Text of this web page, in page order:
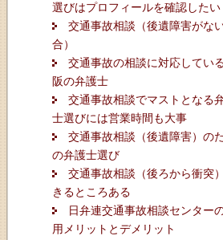
選びはプロフィールを確認したい
交通事故相談（後遺障害がな
合）
交通事故の相談に対応してい
阪の弁護士
交通事故相談でマストとなる
士選びには営業時間も大事
交通事故相談（後遺障害）の
の弁護士選び
交通事故相談（後ろから衝突
きるところある
日弁連交通事故相談センター
用メリットとデメリット